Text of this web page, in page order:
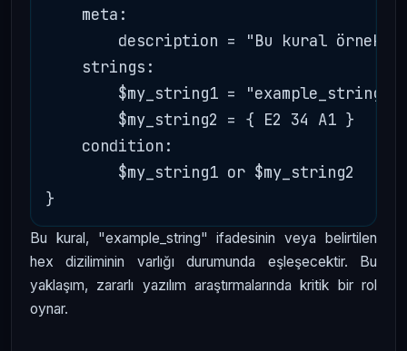
    meta:
description = "Bu kural örnek
    strings:
$my_string1 = "example_string"
$my_string2 = { E2 34 A1 }
    condition:
        $my_string1 or $my_string2
Bu kural, "example_string" ifadesinin veya belirtilen
hex diziliminin varlığı durumunda eşleşecektir. Bu
yaklaşım, zararlı yazılım araştırmalarında kritik bir rol
oynar.